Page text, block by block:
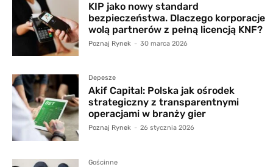
KIP jako nowy standard
bezpieczeństwa. Dlaczego korporacje
wolą partnerów z pełną licencją KNF?
Poznaj Rynek - 30 marca 2026
Depesze
Akif Capital: Polska jak ośrodek
strategiczny z transparentnymi
operacjami w branży gier
Poznaj Rynek - 26 stycznia 2026
Gościnne